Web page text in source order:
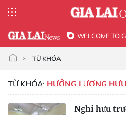
WELCOME TO
TỪ KHÓA
TỪ KHÓA: HƯỞNG LƯƠNG HƯU
Nghỉ hưu